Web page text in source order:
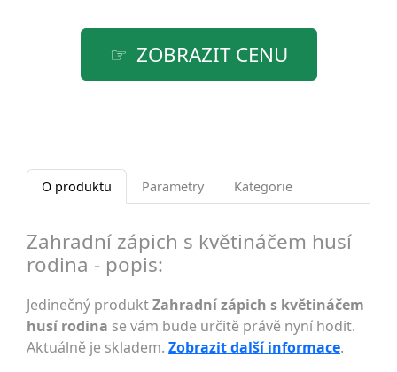
ZOBRAZIT CENU
O produktu Parametry Kategorie
Zahradní zápich s květináčem husí
rodina - popis:
Jedinečný produktZahradní zápich s květináčem
husí rodina se vám bude určitě právě nyní hodit.
Aktuálně je skladem. Zobrazit další informace.